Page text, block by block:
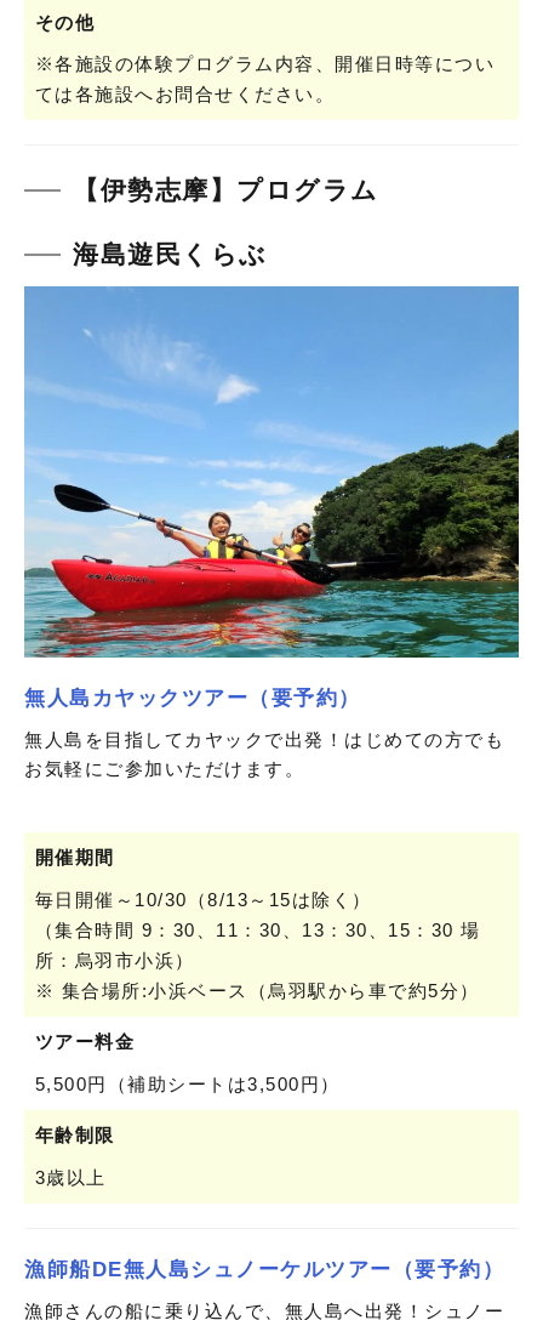
その他
※各施設の体験プログラム内容、開催日時等につい
ては各施設へお問合せください。
【伊勢志摩】プログラム
海島遊民くらぶ
無人島カヤックツアー（要予約）
無人島を目指してカヤックで出発！はじめての方でも
お気軽にご参加いただけます。
開催期間
毎日開催～10/30（8/13～15は除く）
（集合時間 9：30、11：30、13：30、15：30 場
所：烏羽市小浜）
※ 集合場所:小浜ベース（烏羽駅から車で約5分）
ツアー料金
5,500円（補助シートは3,500円）
年齢制限
3歳以上
漁師船DE無人島シュノーケルツアー（要予約）
漁師さんの船に乗り込んで、無人島へ出発！シュノー